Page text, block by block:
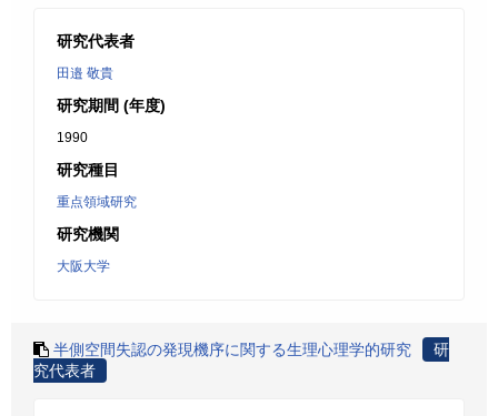
研究代表者
田邉 敬貴
研究期間 (年度)
1990
研究種目
重点領域研究
研究機関
大阪大学
半側空間失認の発現機序に関する生理心理学的研究
研
究代表者